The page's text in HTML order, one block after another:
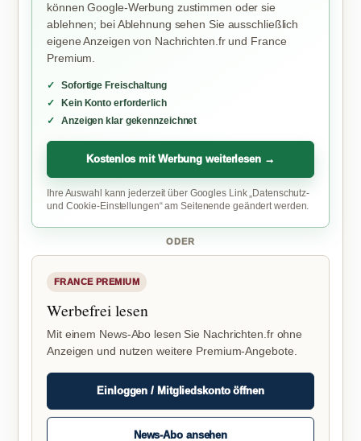
können Google-Werbung zustimmen oder sie
ablehnen; bei Ablehnung sehen Sie ausschließlich
eigene Anzeigen von Nachrichten.fr und France
Premium.
Sofortige Freischaltung
Kein Konto erforderlich
Anzeigen klar gekennzeichnet
Kostenlos mit Werbung weiterlesen →
Ihre Auswahl kann jederzeit über Googles Link „Datenschutz-
und Cookie-Einstellungen“ am Seitenende geändert werden.
ODER
FRANCE PREMIUM
Werbefrei lesen
Mit einem News-Abo lesen Sie Nachrichten.fr ohne
Anzeigen und nutzen weitere Premium-Angebote.
Einloggen / Mitgliedskonto öffnen
News-Abo ansehen